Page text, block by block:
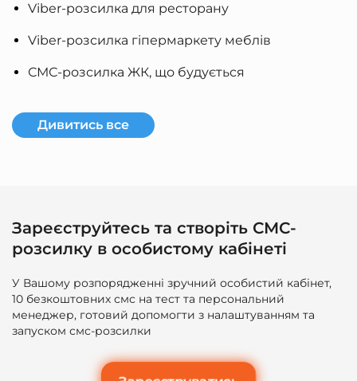
Viber-розсилка для ресторану
Viber-розсилка гіпермаркету меблів
СМС-розсилка ЖК, що будується
Дивитись все
Зареєструйтесь та створіть СМС-
розсилку в особистому кабінеті
У Вашому розпорядженні зручний особистий кабінет,
10 безкоштовних смс на тест та персональний
менеджер, готовий допомогти з налаштуванням та
запуском смс-розсилки